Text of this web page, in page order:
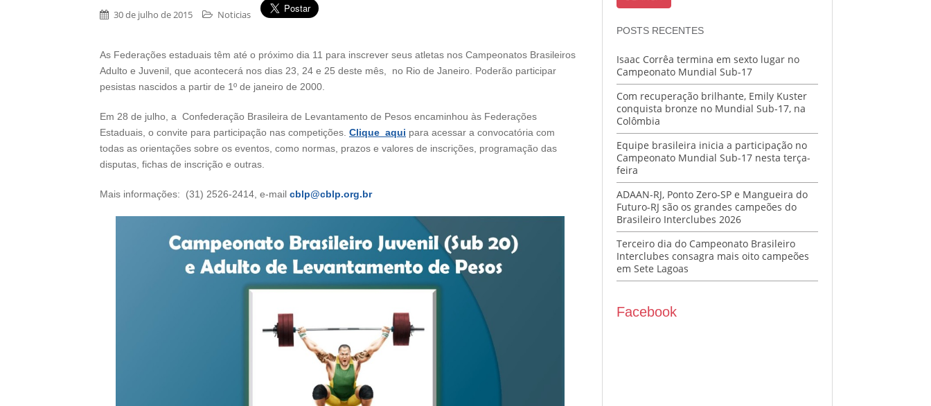
30 de julho de 2015 Noticias
As Federações estaduais têm até o próximo dia 11 para inscrever seus atletas nos Campeonatos Brasileiros
Adulto e Juvenil, que acontecerá nos dias 23, 24 e 25 deste mês, no Rio de Janeiro. Poderão participar
pesistas nascidos a partir de 1º de janeiro de 2000.
Em 28 de julho, a Confederação Brasileira de Levantamento de Pesos encaminhou às Federações
Estaduais, o convite para participação nas competições. Clique aqui para acessar a convocatória com
todas as orientações sobre os eventos, como normas, prazos e valores de inscrições, programação das
disputas, fichas de inscrição e outras.
Mais informações: (31) 2526-2414, e-mail cblp@cblp.org.br
POSTS RECENTES
Isaac Corrêa termina em sexto lugar no
Campeonato Mundial Sub-17
Com recuperação brilhante, Emily Kuster
conquista bronze no Mundial Sub-17, na
Colômbia
Equipe brasileira inicia a participação no
Campeonato Mundial Sub-17 nesta terça-
feira
ADAAN-RJ, Ponto Zero-SP e Mangueira do
Futuro-RJ são os grandes campeões do
Brasileiro Interclubes 2026
Terceiro dia do Campeonato Brasileiro
Interclubes consagra mais oito campeões
em Sete Lagoas
Facebook